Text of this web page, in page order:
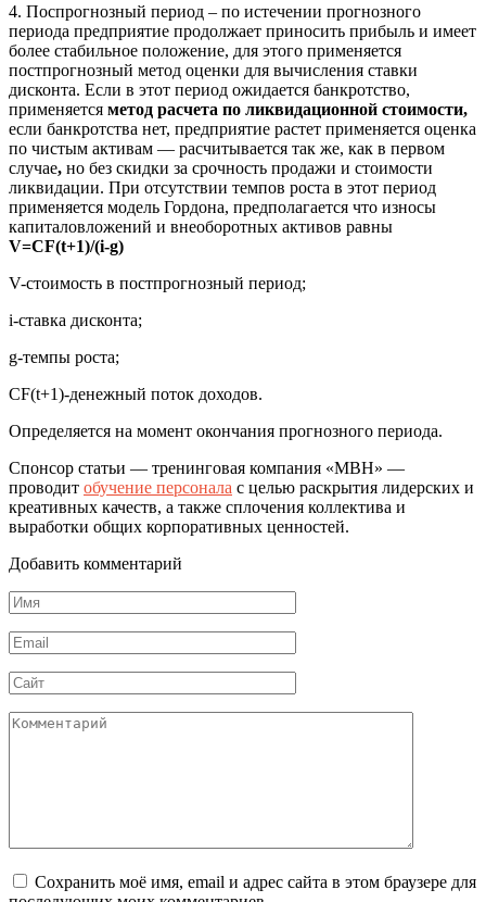
4. Поспрогнозный период – по истечении прогнозного
периода предприятие продолжает приносить прибыль и имеет
более стабильное положение, для этого применяется
постпрогнозный метод оценки для вычисления ставки
дисконта. Если в этот период ожидается банкротство,
применяется метод расчета по ликвидационной стоимости,
если банкротства нет, предприятие растет применяется оценка
по чистым активам — расчитывается так же, как в первом
случае, но без скидки за срочность продажи и стоимости
ликвидации. При отсутствии темпов роста в этот период
применяется модель Гордона, предполагается что износы
капиталовложений и внеоборотных активов равны
V=CF(t+1)/(i-g)
V-стоимость в постпрогнозный период;
i-ставка дисконта;
g-темпы роста;
CF(t+1)-денежный поток доходов.
Определяется на момент окончания прогнозного периода.
Спонсор статьи — тренинговая компания «МВН» —
проводит обучение персонала с целью раскрытия лидерских и
креативных качеств, а также сплочения коллектива и
выработки общих корпоративных ценностей.
Добавить комментарий
Имя
*
Email
*
Сайт
Комментарий
Сохранить моё имя, email и адрес сайта в этом браузере для